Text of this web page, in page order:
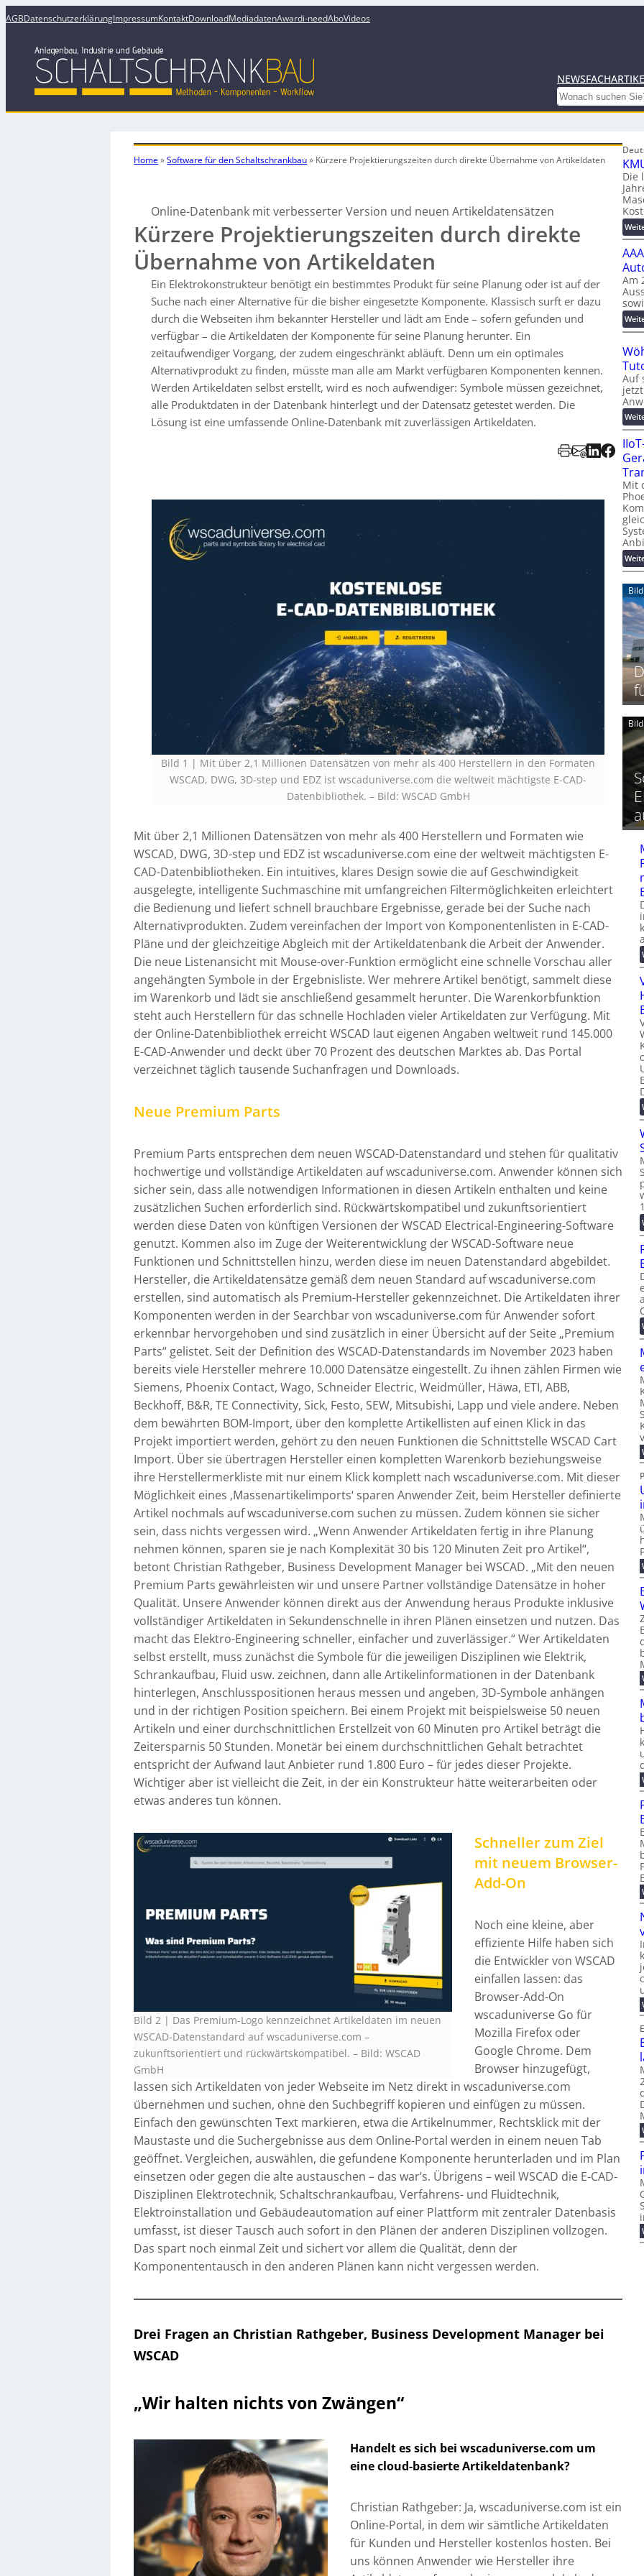
AGBDatenschutzerklärungImpressumKontaktDownloadMediadatenAwardi-needAboVideos
NEWS
Search
Home»Software für den Schaltschrankbau» Kürzere Projektierungszeitendurch direkte Übernahme von Artikeldaten
Online-Datenbank mit verbesserter Version und neuen Artikeldatensätzen
Kürzere Projektierungszeiten durch direkte
Übernahme von Artikeldaten
Ein Elektrokonstrukteur benötigt ein bestimmtes Produkt für seine Planung oder ist auf der
Suche nach einer Alternative für die bisher eingesetzte Komponente. Klassisch surft er dazu
durch die Webseiten ihm bekannter Hersteller und lädt am Ende – sofern gefunden und
verfügbar – die Artikeldaten der Komponente für seine Planung herunter. Ein
zeitaufwendiger Vorgang, der zudem eingeschränkt abläuft. Denn um ein optimales
Alternativprodukt zu finden, müsste man alle am Markt verfügbaren Komponenten kennen.
Werden Artikeldaten selbst erstellt, wird es noch aufwendiger: Symbole müssen gezeichnet,
alle Produktdaten in der Datenbank hinterlegt und der Datensatz getestet werden. Die
Lösung ist eine umfassende Online-Datenbank mit zuverlässigen Artikeldaten.
Bild 1 | Mit über 2,1 Millionen Datensätzen von mehr als 400 Herstellern in den Formaten
WSCAD, DWG, 3D-step und EDZ ist wscaduniverse.com die weltweit mächtigste E-CAD-
Datenbibliothek. – Bild: WSCAD GmbH
Mit über 2,1 Millionen Datensätzen von mehr als 400 Herstellern und Formaten wie
WSCAD, DWG, 3D-step und EDZ ist wscaduniverse.com eine der weltweit mächtigsten E-
CAD-Datenbibliotheken. Ein intuitives, klares Design sowie die auf Geschwindigkeit
ausgelegte, intelligente Suchmaschine mit umfangreichen Filtermöglichkeiten erleichtert
die Bedienung und liefert schnell brauchbare Ergebnisse, gerade bei der Suche nach
Alternativprodukten. Zudem vereinfachen der Import von Komponentenlisten in E-CAD-
Pläne und der gleichzeitige Abgleich mit der Artikeldatenbank die Arbeit der Anwender.
Die neue Listenansicht mit Mouse-over-Funktion ermöglicht eine schnelle Vorschau aller
angehängten Symbole in der Ergebnisliste. Wer mehrere Artikel benötigt, sammelt diese
im Warenkorb und lädt sie anschließend gesammelt herunter. Die Warenkorbfunktion
steht auch Herstellern für das schnelle Hochladen vieler Artikeldaten zur Verfügung. Mit
der Online-Datenbibliothek erreicht WSCAD laut eigenen Angaben weltweit rund 145.000
E-CAD-Anwender und deckt über 70 Prozent des deutschen Marktes ab. Das Portal
verzeichnet täglich tausende Suchanfragen und Downloads.
Neue Premium Parts
Premium Parts entsprechen dem neuen WSCAD-Datenstandard und stehen für qualitativ
hochwertige und vollständige Artikeldaten auf wscaduniverse.com. Anwender können sich
sicher sein, dass alle notwendigen Informationen in diesen Artikeln enthalten und keine
zusätzlichen Suchen erforderlich sind. Rückwärtskompatibel und zukunftsorientiert
werden diese Daten von künftigen Versionen der WSCAD Electrical-Engineering-Software
genutzt. Kommen also im Zuge der Weiterentwicklung der WSCAD-Software neue
Funktionen und Schnittstellen hinzu, werden diese im neuen Datenstandard abgebildet.
Hersteller, die Artikeldatensätze gemäß dem neuen Standard auf wscaduniverse.com
erstellen, sind automatisch als Premium-Hersteller gekennzeichnet. Die Artikeldaten ihrer
Komponenten werden in der Searchbar von wscaduniverse.com für Anwender sofort
erkennbar hervorgehoben und sind zusätzlich in einer Übersicht auf der Seite „Premium
Parts“ gelistet. Seit der Definition des WSCAD-Datenstandards im November 2023 haben
bereits viele Hersteller mehrere 10.000 Datensätze eingestellt. Zu ihnen zählen Firmen wie
Siemens, Phoenix Contact, Wago, Schneider Electric, Weidmüller, Häwa, ETI, ABB,
Beckhoff, B&R, TE Connectivity, Sick, Festo, SEW, Mitsubishi, Lapp und viele andere. Neben
dem bewährten BOM-Import, über den komplette Artikellisten auf einen Klick in das
Projekt importiert werden, gehört zu den neuen Funktionen die Schnittstelle WSCAD Cart
Import. Über sie übertragen Hersteller einen kompletten Warenkorb beziehungsweise
ihre Herstellermerkliste mit nur einem Klick komplett nach wscaduniverse.com. Mit dieser
Möglichkeit eines ‚Massenartikelimports‘ sparen Anwender Zeit, beim Hersteller definierte
Artikel nochmals auf wscaduniverse.com suchen zu müssen. Zudem können sie sicher
sein, dass nichts vergessen wird. „Wenn Anwender Artikeldaten fertig in ihre Planung
nehmen können, sparen sie je nach Komplexität 30 bis 120 Minuten Zeit pro Artikel“,
betont Christian Rathgeber, Business Development Manager bei WSCAD. „Mit den neuen
Premium Parts gewährleisten wir und unsere Partner vollständige Datensätze in hoher
Qualität. Unsere Anwender können direkt aus der Anwendung heraus Produkte inklusive
vollständiger Artikeldaten in Sekundenschnelle in ihren Plänen einsetzen und nutzen. Das
macht das Elektro-Engineering schneller, einfacher und zuverlässiger.“ Wer Artikeldaten
selbst erstellt, muss zunächst die Symbole für die jeweiligen Disziplinen wie Elektrik,
Schrankaufbau, Fluid usw. zeichnen, dann alle Artikelinformationen in der Datenbank
hinterlegen, Anschlusspositionen heraus messen und angeben, 3D-Symbole anhängen
und in der richtigen Position speichern. Bei einem Projekt mit beispielsweise 50 neuen
Artikeln und einer durchschnittlichen Erstellzeit von 60 Minuten pro Artikel beträgt die
Zeitersparnis 50 Stunden. Monetär bei einem durchschnittlichen Gehalt betrachtet
entspricht der Aufwand laut Anbieter rund 1.800 Euro – für jedes dieser Projekte.
Wichtiger aber ist vielleicht die Zeit, in der ein Konstrukteur hätte weiterarbeiten oder
etwas anderes tun können.
Bild 2 | Das Premium-Logo kennzeichnet Artikeldaten im neuen
WSCAD-Datenstandard auf wscaduniverse.com –
zukunftsorientiert und rückwärtskompatibel. – Bild: WSCAD
GmbH
Schneller zum Ziel
mit neuem Browser-
Add-On
Noch eine kleine, aber
effiziente Hilfe haben sich
die Entwickler von WSCAD
einfallen lassen: das
Browser-Add-On
wscaduniverse Go für
Mozilla Firefox oder
Google Chrome. Dem
Browser hinzugefügt,
lassen sich Artikeldaten von jeder Webseite im Netz direkt in wscaduniverse.com
übernehmen und suchen, ohne den Suchbegriff kopieren und einfügen zu müssen.
Einfach den gewünschten Text markieren, etwa die Artikelnummer, Rechtsklick mit der
Maustaste und die Suchergebnisse aus dem Online-Portal werden in einem neuen Tab
geöffnet. Vergleichen, auswählen, die gefundene Komponente herunterladen und im Plan
einsetzen oder gegen die alte austauschen – das war’s. Übrigens – weil WSCAD die E-CAD-
Disziplinen Elektrotechnik, Schaltschrankaufbau, Verfahrens- und Fluidtechnik,
Elektroinstallation und Gebäudeautomation auf einer Plattform mit zentraler Datenbasis
umfasst, ist dieser Tausch auch sofort in den Plänen der anderen Disziplinen vollzogen.
Das spart noch einmal Zeit und sichert vor allem die Qualität, denn der
Komponententausch in den anderen Plänen kann nicht vergessen werden.
Drei Fragen an Christian Rathgeber, Business Development Manager bei
WSCAD
„Wir halten nichts von Zwängen“
Handelt es sich bei wscaduniverse.com um
eine cloud-basierte Artikeldatenbank?
Christian Rathgeber: Ja, wscaduniverse.com ist ein
Online-Portal, in dem wir sämtliche Artikeldaten
für Kunden und Hersteller kostenlos hosten. Bei
uns können Anwender wie Hersteller ihre
Die
Am
Auf
Mit